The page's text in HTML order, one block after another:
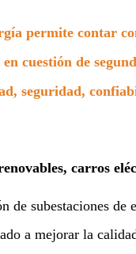
permite contar
cuestión de
seguridad,
carros
de subestaciones de
a mejorar la